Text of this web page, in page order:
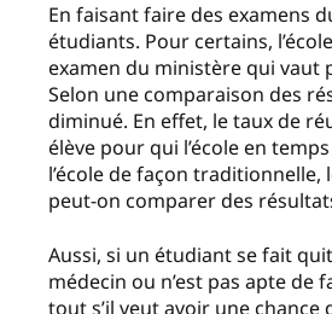
En faisant faire des examens
étudiants. Pour certains,
examen du ministère qui vaut
Selon une comparaison des
diminué. En effet, le taux de
élève pour qui l’école en
l’école de façon
peut-on comparer des
Aussi, si un étudiant se fait
médecin ou n’est pas apte de
tout s’il veut avoir une